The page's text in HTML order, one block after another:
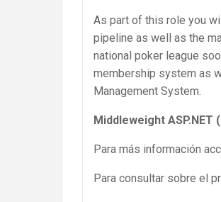
As part of this role you
pipeline as well as the
national poker league
membership system as
Management System.
Middleweight ASP.NET
Para más información
Para consultar sobre el